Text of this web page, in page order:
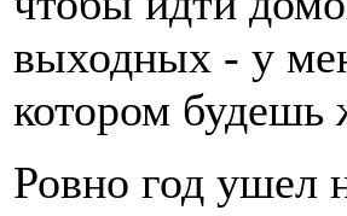
выходных - у
котором
Ровно год ушел